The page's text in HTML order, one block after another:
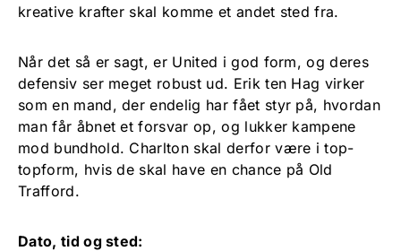
kreative krafter skal komme et andet sted fra.
Når det så er sagt, er United i god form, og deres
defensiv ser meget robust ud. Erik ten Hag virker
som en mand, der endelig har fået styr på, hvordan
man får åbnet et forsvar op, og lukker kampene
mod bundhold. Charlton skal derfor være i top-
topform, hvis de skal have en chance på Old
Trafford.
Dato, tid og sted: